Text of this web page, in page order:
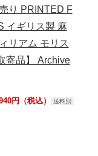
り PRINTED F
イギリス製 麻
リアム モリス
寄品】 Archive
円（税込） 送料別